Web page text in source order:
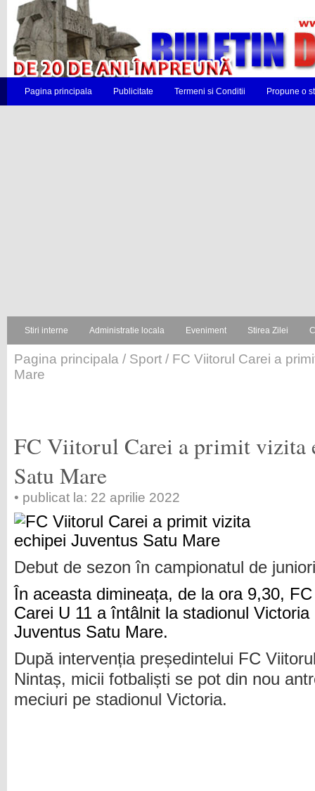
Pagina principala Publicitate Termeni si Conditii Propune o
Stiri interne Administratie locala Eveniment Stirea Zilei
Pagina principala / Sport / FC Viitorul Carei a
Mare
FC Viitorul Carei a primit vizita
Satu Mare
• publicat la: 22 aprilie 2022
Debut de sezon în campionatul de
În aceasta dimineața, de la ora 9,30,
Carei U 11 a întâlnit la stadionul
Juventus Satu Mare.
După intervenția președintelui FC
Nintaș, micii fotbaliști se pot din nou
meciuri pe stadionul Victoria.